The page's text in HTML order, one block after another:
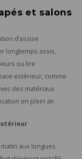
et salons
d’assise
longtemps assis,
ou lire
extérieur, comme
des matériaux
en plein air.
aux longues